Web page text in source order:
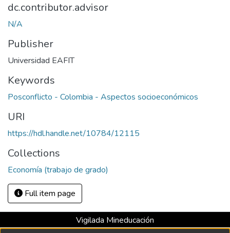
dc.contributor.advisor
N/A
Publisher
Universidad EAFIT
Keywords
Posconflicto - Colombia - Aspectos socioeconómicos
URI
https://hdl.handle.net/10784/12115
Collections
Economía (trabajo de grado)
Full item page
Vigilada Mineducación